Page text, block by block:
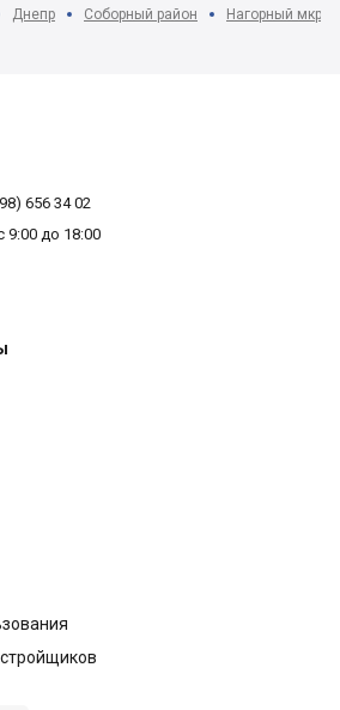
Днепр Соборный район Нагорный мкр-н
656 34 02
9:00 до 18:00